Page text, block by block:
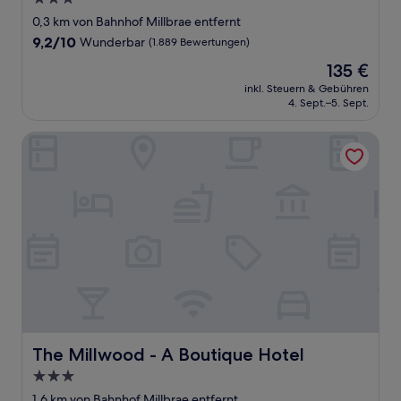
Sterne-
Unterkunft
0,3 km von Bahnhof Millbrae entfernt
9.2
9,2/10 Wunderbar (1.889 Bewertungen)
Der
Preis
beträgt
135 €
inkl. Steuern & Gebühren
4. Sept.–5. Sept.
The Millwood - A Boutique Hotel
The Millwood - A Boutique Hotel
3.0-
Sterne-